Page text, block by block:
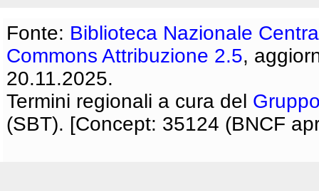
Fonte: Biblioteca Nazionale
Commons Attribuzione 2.5,
20.11.2025.
Termini regionali a cura del
(SBT). [Concept: 35124 (BNCF